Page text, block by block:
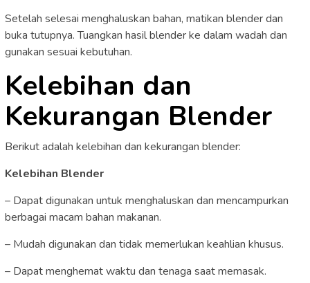
Setelah selesai menghaluskan bahan, matikan blender dan
buka tutupnya. Tuangkan hasil blender ke dalam wadah dan
gunakan sesuai kebutuhan.
Kelebihan dan
Kekurangan Blender
Berikut adalah kelebihan dan kekurangan blender:
Kelebihan Blender
– Dapat digunakan untuk menghaluskan dan mencampurkan
berbagai macam bahan makanan.
– Mudah digunakan dan tidak memerlukan keahlian khusus.
– Dapat menghemat waktu dan tenaga saat memasak.